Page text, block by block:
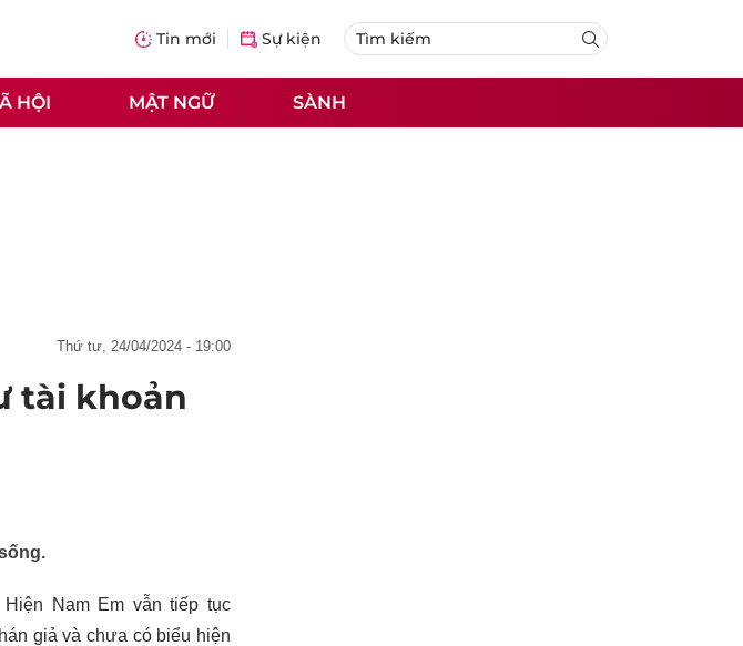
Tin mới Sự kiện
HỘI MẬT NGỮ SÀNH
thứ tư, 24/04/2024 - 19:00
tài khoản
Nam Em vẫn tiếp tục
giả và chưa có biểu hiện